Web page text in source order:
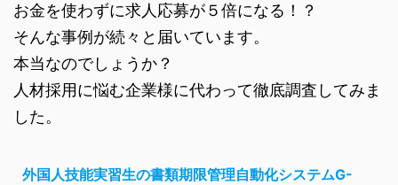
お金を使わずに求人応募が５倍になる！？
そんな事例が続々と届いています。
本当なのでしょうか？
人材採用に悩む企業様に代わって徹底調査してみま
した。
外国人技能実習生の書類期限管理自動化システムG-